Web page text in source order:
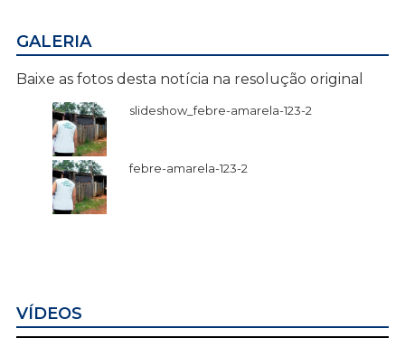
GALERIA
Baixe as fotos desta notícia na resolução original
slideshow_febre-amarela-123-2
febre-amarela-123-2
VÍDEOS